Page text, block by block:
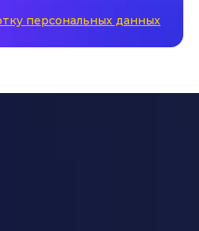
персональных данных